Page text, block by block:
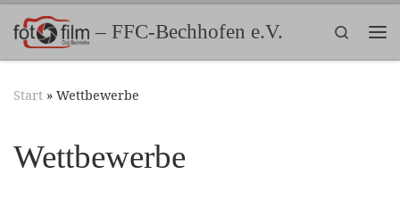
Zum Inhalt springen– FFC-Bechhofen e.V.
Search
Start » Wettbewerbe
Wettbewerbe